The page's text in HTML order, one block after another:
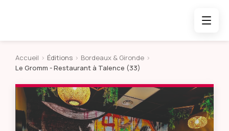
Accueil > Éditions > Bordeaux & Gironde >
Le Gromm - Restaurant à Talence (33)